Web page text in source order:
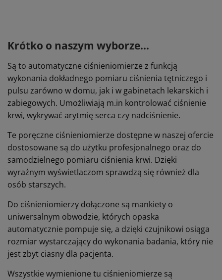
Krótko o naszym wyborze...
Są to automatyczne ciśnieniomierze z funkcją
wykonania dokładnego pomiaru ciśnienia tętniczego i
pulsu zarówno w domu, jak i w gabinetach lekarskich i
zabiegowych. Umożliwiają m.in kontrolować ciśnienie
krwi, wykrywać arytmię serca czy nadciśnienie.
Te poręczne ciśnieniomierze dostępne w naszej ofercie
dostosowane są do użytku profesjonalnego oraz do
samodzielnego pomiaru ciśnienia krwi. Dzięki
wyraźnym wyświetlaczom sprawdzą się również dla
osób starszych.
Do ciśnieniomierzy dołączone są mankiety o
uniwersalnym obwodzie, których opaska
automatycznie pompuje się, a dzięki czujnikowi osiąga
rozmiar wystarczający do wykonania badania, który nie
jest zbyt ciasny dla pacjenta.
Wszystkie wymienione tu ciśnieniomierze są